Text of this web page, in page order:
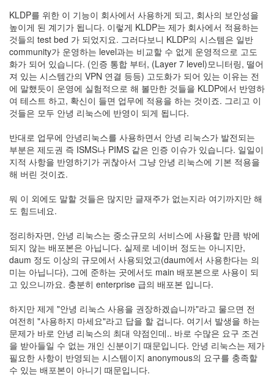
KLDP를 위한 이 기능이 회사에서 사용하게 되고, 회사의 보안성을
높이게 된 계기가 됩니다. 이렇게 KLDP는 제가 회사에서 적용하는
것들의 test bed 가 되었지요. 그러다보니 KLDP의 시스템은 일반
community가 운영하는 level과는 비교할 수 없게 운영적으로 고도
화가 되어 있습니다. (인증 통합 부터, (Layer 7 level)모니터링, 떨어
져 있는 시스템간의 VPN 연결 등등) 고도화가 되어 있는 이유는 전
에 말했듯이 운영에 실험적으로 해 볼만한 것들을 KLDP에서 반영하
여 테스트 하고, 확신이 들면 업무에 적용을 하는 것이죠. 그리고 이
것들은 모두 안녕 리눅스에 반영이 되게 됩니다.
반대로 업무에 안녕리눅스를 사용하면서 안녕 리눅스가 발전되는
부분은 제도권 즉 ISMS나 PIMS 같은 인증 이슈가 있습니다. 일일이
지적 사항을 반영하기가 귀찮아서 그냥 안녕 리눅스에 기본 적용을
해 버린 것이죠.
뭐 이 외에도 말할 것들은 많지만 글재주가 없는지라 여기까지만 해
도 힘드네요.
정리하자면, 안녕 리눅스는 중소규모의 서비스에 사용할 만큼 밖에
되지 않는 배포본은 아닙니다. 실제로 네이버 정도는 아니지만,
daum 정도 이상의 규모에서 사용되었고(daum에서 사용한다는 의
미는 아닙니다), 그에 준하는 곳에서도 main 배포본으로 사용이 되
고 있으니까요. 충분히 enterprise 급의 배포본 입니다.
하지만 제게 "안녕 리눅스 사용을 권장하겠습니까"라고 물으면 전
여전히 "사용하지 마세요"라고 답을 할 겁니다. 여기서 발생을 하는
문제가 바로 안녕 리눅스의 최대 약점인데.. 바로 수많은 요구 조건
을 받아들일 수 없는 개인 신분이기 때문입니다. 안녕 리눅스는 제가
필요한 사항이 반영되는 시스템이지 anonymous의 요구를 충족할
수 있는 배포본이 아니기 때문입니다.
균
하
이
맥
스
엑
스
빔
1
by
김
정